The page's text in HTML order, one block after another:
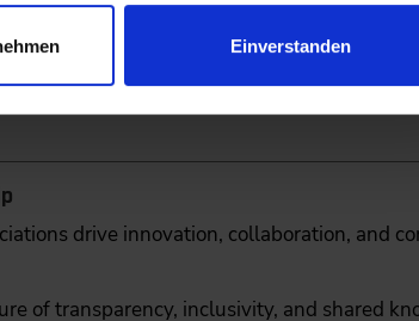
Einverstanden
drive innovation, collaboration, and
of transparency, inclusivity, and shared